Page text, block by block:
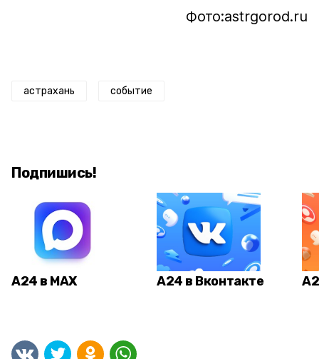
Фото:astrgorod.ru
астрахань событие
Подпишись!
А24 в MAX А24 в Вконтакте